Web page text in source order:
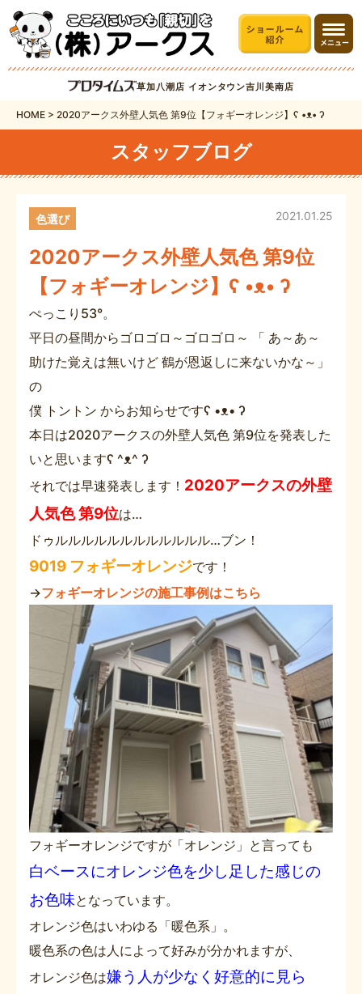
草加八潮店 イオンタウン吉川美南店
HOME > 2020アークス外壁人気色 第9位【フォギーオレンジ】ʕ •ᴥ• ʔ
スタッフブログ
2020アークス外壁人気色 第9位
【フォギーオレンジ】ʕ •ᴥ• ʔ
2021.01.25
色選び
ぺっこり53°。
平日の昼間からゴロゴロ～ゴロゴロ～ 「 あ～あ～
助けた覚えは無いけど 鶴が恩返しに来ないかな～」
の
僕 トントン からお知らせですʕ •ᴥ• ʔ
本日は2020アークスの外壁人気色 第9位を発表した
いと思いますʕ ^ᴥ^ ʔ
それでは早速発表します！ 2020アークスの外壁
人気色 第9位は…
ドゥルルルルルルルルルルルル…ブン！
9019 フォギーオレンジです！
→フォギーオレンジの施工事例はこちら
フォギーオレンジですが「オレンジ」と言っても
白ベースにオレンジ色を少し足した感じの
お色味となっています。
オレンジ色はいわゆる「暖色系」。
暖色系の色は人によって好みが分かれますが、
オレンジ色は嫌う人が少なく好意的に見ら